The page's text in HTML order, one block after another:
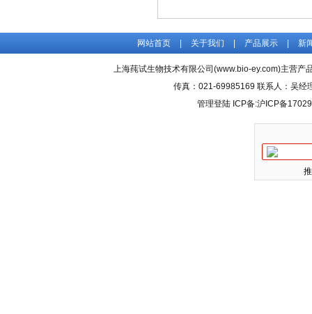
网站首页 关于我们 产品展示 新
上海莼试生物技术有限公司(www.bio-ey.com)主营产
传真：021-69985169 联系人：吴经
管理登陆 ICP备:沪ICP备